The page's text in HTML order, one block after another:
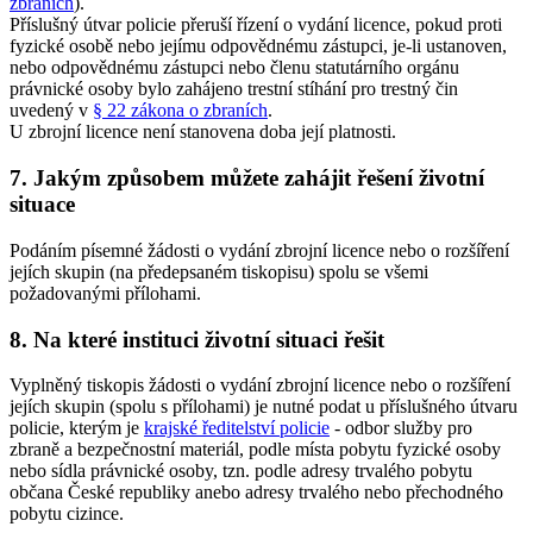
Příslušný útvar policie přeruší řízení o vydání licence, pokud proti
fyzické osobě nebo jejímu odpovědnému zástupci, je-li ustanoven,
nebo odpovědnému zástupci nebo členu statutárního orgánu
právnické osoby bylo zahájeno trestní stíhání pro trestný čin
uvedený v § 22 zákona o zbraních.
U zbrojní licence není stanovena doba její platnosti.
7. Jakým způsobem můžete zahájit řešení životní
situace
Podáním písemné žádosti o vydání zbrojní licence nebo o rozšíření
jejích skupin (na předepsaném tiskopisu) spolu se všemi
požadovanými přílohami.
8. Na které instituci životní situaci řešit
Vyplněný tiskopis žádosti o vydání zbrojní licence nebo o rozšíření
jejích skupin (spolu s přílohami) je nutné podat u příslušného útvaru
policie, kterým je krajské ředitelství policie - odbor služby pro
zbraně a bezpečnostní materiál, podle místa pobytu fyzické osoby
nebo sídla právnické osoby, tzn. podle adresy trvalého pobytu
občana České republiky anebo adresy trvalého nebo přechodného
pobytu cizince.